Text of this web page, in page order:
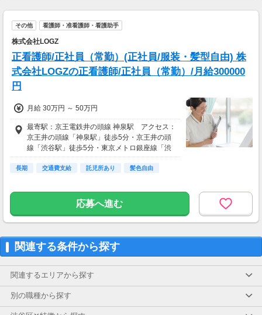
その他 看護師・准看護師・看護助手
株式会社LOGZ
正看護師/正社員（常勤）(正社員/服装・髪型自由) 株
式会社LOGZの正看護師/正社員（常勤）/月給300000
円
月給 30万円 ～ 50万円
最寄駅：京王電鉄井の頭線 神泉駅 アクセス：
京王井の頭線「神泉駅」徒歩5分・京王井の頭
線「渋谷駅」徒歩5分・東京メトロ銀座線「渋
谷駅」徒歩5分
長期 交通費支給 託児所あり 髪色自由
応募へ進む
関連する条件から探す
関連するエリアから探す
別の職種から探す